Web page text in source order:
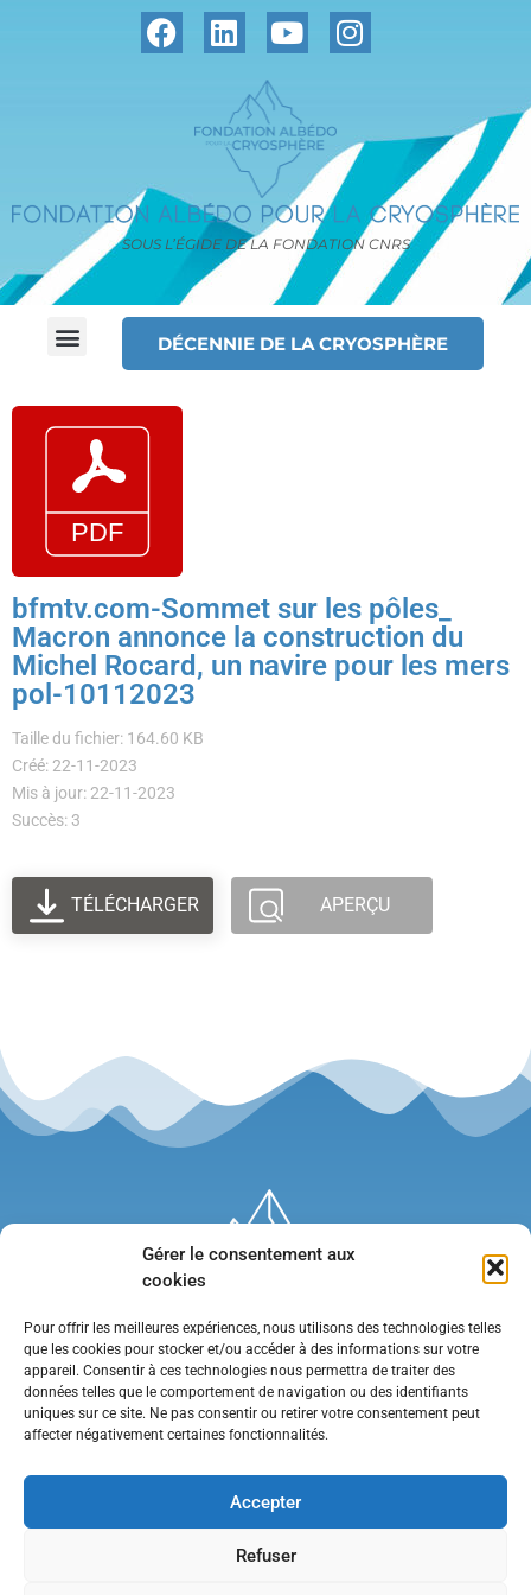
Gérer le consentement aux
cookies
Pour offrir les meilleures expériences, nous utilisons des technologies telles
que les cookies pour stocker et/ou accéder à des informations sur votre
appareil. Consentir à ces technologies nous permettra de traiter des
données telles que le comportement de navigation ou des identifiants
uniques sur ce site. Ne pas consentir ou retirer votre consentement peut
affecter négativement certaines fonctionnalités.
Accepter
Refuser
SOUS L’ÉGIDE DE LA FONDATION CNRS
DÉCENNIE DE LA CRYOSPHÈRE
bfmtv.com-Sommet sur les pôles_
Macron annonce la construction du
Michel Rocard, un navire pour les mers
pol-10112023
Taille du fichier: 164.60 KB
Créé: 22-11-2023
Mis à jour: 22-11-2023
Succès: 3
TÉLÉCHARGER APERÇU
•Contact